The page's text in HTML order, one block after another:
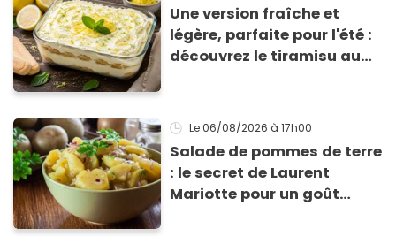
Une version fraîche et
légère, parfaite pour l'été :
découvrez le tiramisu au
Le 06/08/2026 à 17h00
Salade de pommes de terre
: le secret de Laurent
Mariotte pour un goût